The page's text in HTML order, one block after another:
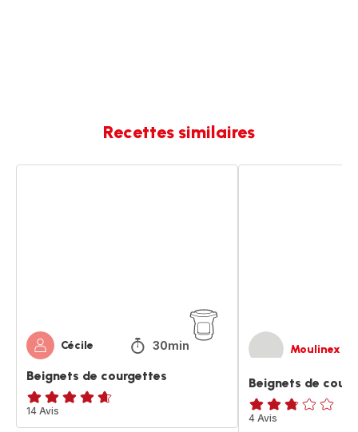
Recettes similaires
Cécile 30min
Beignets de courgettes
ratings.4.6
14 Avis
Moulinex
Beignets de
ratings.2.7
4 Avis